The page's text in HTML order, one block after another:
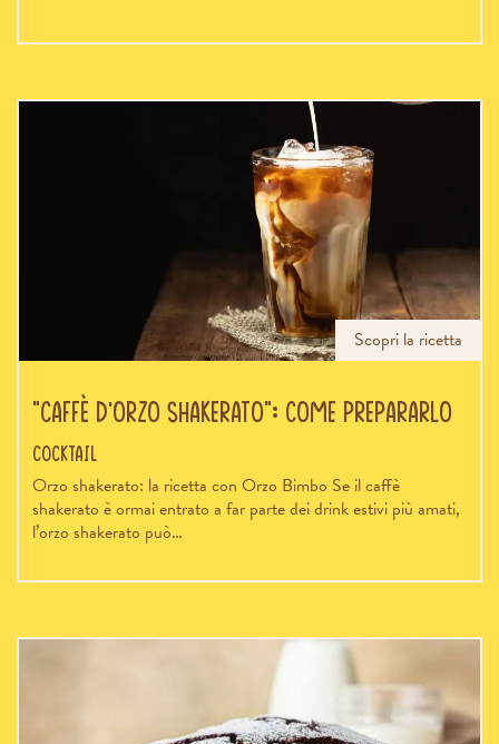
Scopri la ricetta
“Caffè d’orzo shakerato”: come prepararlo
Cocktail
Orzo shakerato: la ricetta con Orzo Bimbo Se il caffè
shakerato è ormai entrato a far parte dei drink estivi più amati,
l’orzo shakerato può…